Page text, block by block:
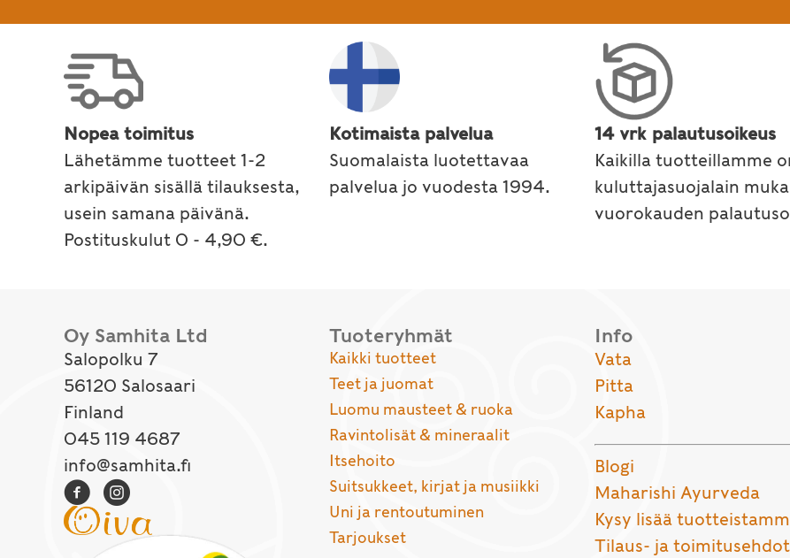
Nopea toimitus
Lähetämme tuotteet 1-2
arkipäivän sisällä tilauksesta,
usein samana päivänä.
Postituskulut 0 - 4,90 €.
Kotimaista palvelua
Suomalaista luotettavaa
palvelua jo vuodesta 1994.
14 vrk palautusoikeus
Kaikilla tuotteillamme
kuluttajasuojalain
vuorokauden
Oy Samhita Ltd
Salopolku 7
56120 Salosaari
Finland
045 119 4687
info@samhita.fi
Tuoteryhmät
Kaikki tuotteet
Teet ja juomat
Luomu mausteet & ruoka
Ravintolisät & mineraalit
Itsehoito
Suitsukkeet, kirjat ja musiikki
Uni ja rentoutuminen
Tarjoukset
Info
Vata
Pitta
Kapha
Blogi
Maharishi Ayurveda
Kysy lisää
Tilaus- ja toimitusehdot